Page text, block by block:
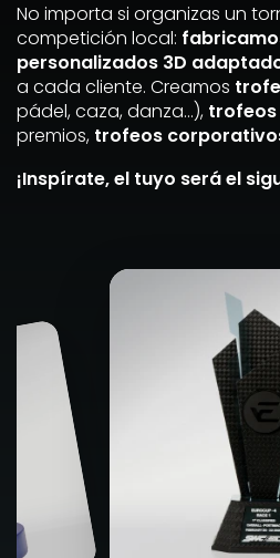
No importa si organizas un
competición local:
personalizados 3D
a cada cliente. Creamos
pádel, caza, danza…),
premios, trofeos
¡Inspírate, el tuyo será el